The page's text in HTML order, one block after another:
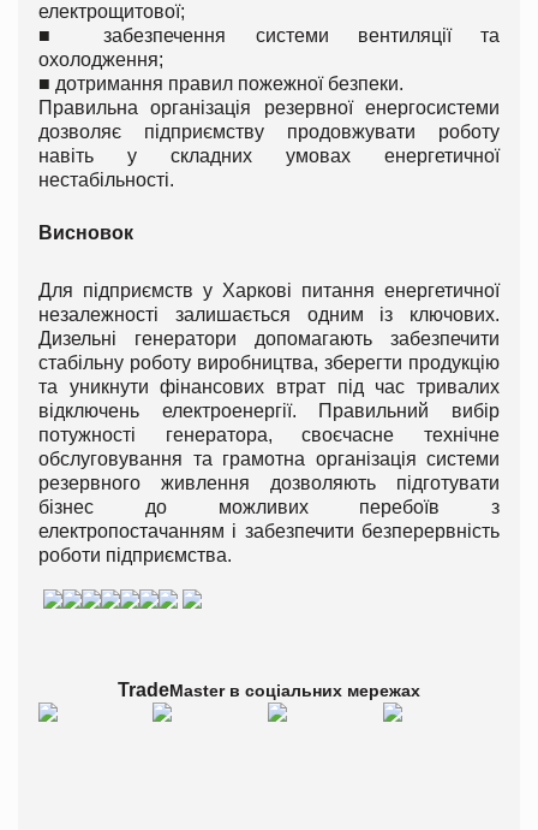
електрощитової;
■забезпечення системи вентиляції та
охолодження;
■ дотримання правил пожежної безпеки.
Правильна організація резервної енергосистеми
дозволяє підприємству продовжувати роботу
навіть у складних умовах енергетичної
нестабільності.
Висновок
Для підприємств у Харкові питання енергетичної
незалежності залишається одним із ключових.
Дизельні генератори допомагають забезпечити
стабільну роботу виробництва, зберегти продукцію
та уникнути фінансових втрат під час тривалих
відключень електроенергії. Правильний вибір
потужності генератора, своєчасне технічне
обслуговування та грамотна організація системи
резервного живлення дозволяють підготувати
бізнес до можливих перебоїв з
електропостачанням і забезпечити безперервність
роботи підприємства.
TradeMaster в соціальних мережах